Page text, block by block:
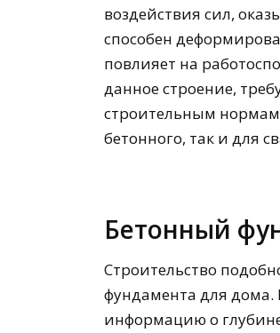
воздействия сил,
способен
повлияет на
данное строение,
строительным
бетонного, так и для
Бетонный
Строительство
фундамента для
информацию о